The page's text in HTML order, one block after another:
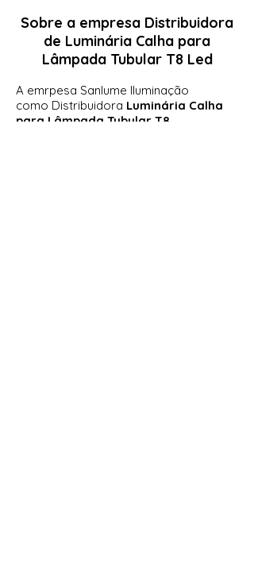
Sobre a empresa Distribuidora
de Luminária Calha para
Lâmpada Tubular T8 Led
A emrpesa Sanlume Iluminação
como Distribuidora Luminária Calha
para Lâmpada Tubular T8